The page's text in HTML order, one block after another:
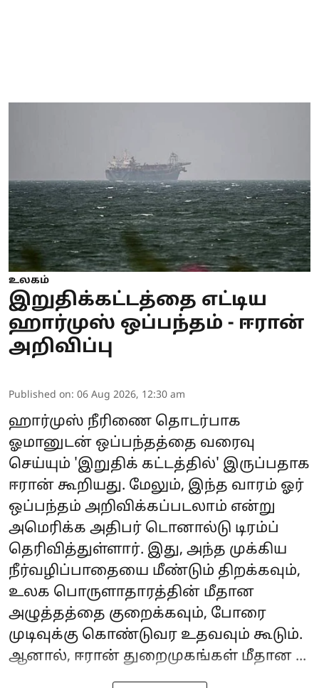
உலகம்
இறுதிக்கட்டத்தை எட்டிய
ஹார்முஸ் ஒப்பந்தம் - ஈரான்
அறிவிப்பு
Published on: 06 Aug 2026, 12:30 am
ஹார்முஸ் நீரிணை தொடர்பாக
ஓமானுடன் ஒப்பந்தத்தை வரைவு
செய்யும் 'இறுதிக் கட்டத்தில்' இருப்பதாக
ஈரான் கூறியது. மேலும், இந்த வாரம் ஓர்
ஒப்பந்தம் அறிவிக்கப்படலாம் என்று
அமெரிக்க அதிபர் டொனால்டு டிரம்ப்
தெரிவித்துள்ளார். இது, அந்த முக்கிய
நீர்வழிப்பாதையை மீண்டும் திறக்கவும்,
உலக பொருளாதாரத்தின் மீதான
அழுத்தத்தை குறைக்கவும், போரை
முடிவுக்கு கொண்டுவர உதவவும் கூடும்.
ஆனால், ஈரான் துறைமுகங்கள் மீதான ...